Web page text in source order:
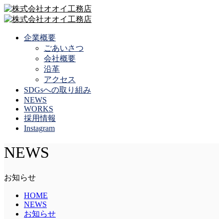
企業概要
ごあいさつ
会社概要
沿革
アクセス
SDGsへの取り組み
NEWS
WORKS
採用情報
Instagram
NEWS
お知らせ
HOME
NEWS
お知らせ